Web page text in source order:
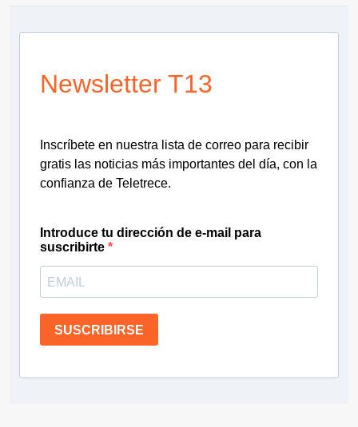
Newsletter T13
Inscríbete en nuestra lista de correo para recibir
gratis las noticias más importantes del día, con la
confianza de Teletrece.
Introduce tu dirección de e-mail para
suscribirte
SUSCRIBIRSE